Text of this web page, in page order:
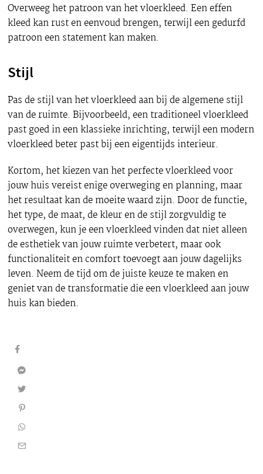
Overweeg het patroon van het vloerkleed. Een effen
kleed kan rust en eenvoud brengen, terwijl een gedurfd
patroon een statement kan maken.
Stijl
Pas de stijl van het vloerkleed aan bij de algemene stijl
van de ruimte. Bijvoorbeeld, een traditioneel vloerkleed
past goed in een klassieke inrichting, terwijl een modern
vloerkleed beter past bij een eigentijds interieur.
Kortom, het kiezen van het perfecte vloerkleed voor
jouw huis vereist enige overweging en planning, maar
het resultaat kan de moeite waard zijn. Door de functie,
het type, de maat, de kleur en de stijl zorgvuldig te
overwegen, kun je een vloerkleed vinden dat niet alleen
de esthetiek van jouw ruimte verbetert, maar ook
functionaliteit en comfort toevoegt aan jouw dagelijks
leven. Neem de tijd om de juiste keuze te maken en
geniet van de transformatie die een vloerkleed aan jouw
huis kan bieden.